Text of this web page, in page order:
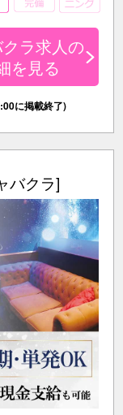
ラ求人の
を見る
に掲載終了)
バクラ]